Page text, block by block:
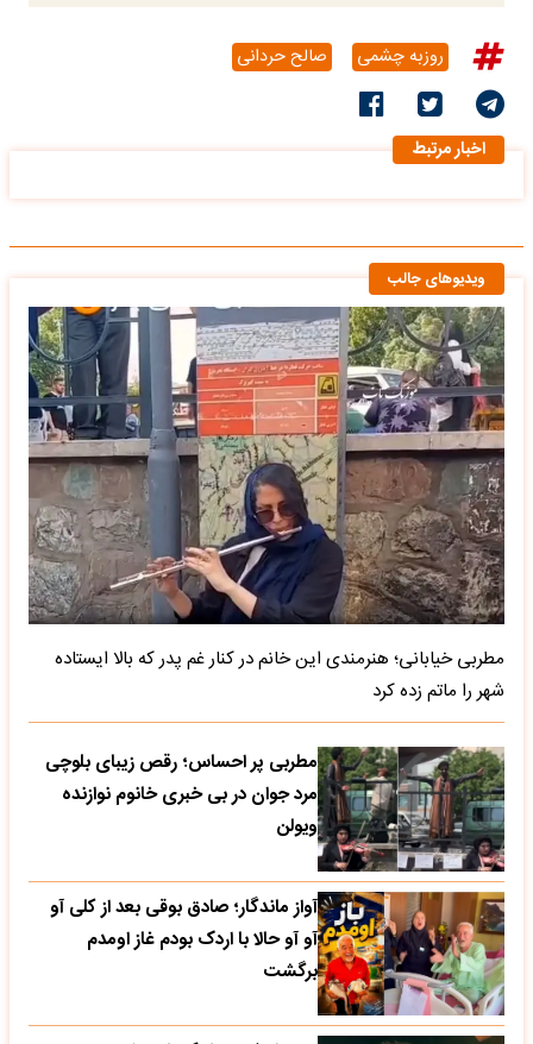
روزبه چشمی صالح حردانی
اخبار مرتبط
ویدیوهای جالب
مطربی خیابانی؛ هنرمندی این خانم در کنار غم پدر که بالا ایستاده
شهر را ماتم زده کرد
مطربی پر احساس؛ رقص زیبای بلوچی
مرد جوان در بی خبری خانوم نوازنده
ویولن
آواز ماندگار؛ صادق بوقی بعد از کلی آو
آو آو حالا با اردک بودم غاز اومدم
برگشت